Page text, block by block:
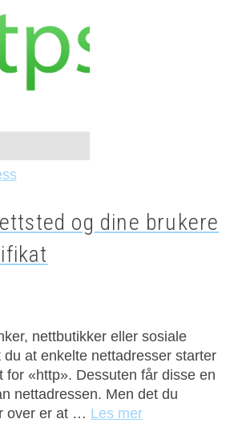
og dine brukere
nettbutikker eller sosiale
at enkelte nettadresser starter
for «http». Dessuten får disse en
nettadressen. Men det du
over er at … Les mer